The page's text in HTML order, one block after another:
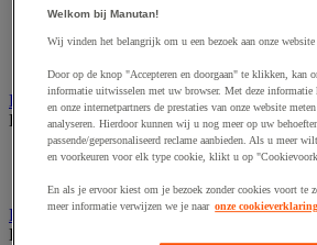
Projectie en videoprojectie-apparatuur
Studioverlichting en accessoires
Bewegwijzering en aanduidingsborden
Bekijk de hele productgroep
Deurnaambord
Folderrek en -houder
Bekijk de hele productgroep
Welkom bij Manutan!
Wij vinden het belangrijk om u een bezoek aan onze
Door op de knop "Accepteren en doorgaan" te klikken, kan
informatie uitwisselen met uw browser. Met deze informatie
en onze internetpartners de prestaties van onze website
analyseren. Hierdoor kunnen wij u nog meer op uw
passende/gepersonaliseerd reclame aanbieden. Als u meer
en voorkeuren voor elk type cookie, klikt u op
En als je ervoor kiest om je bezoek zonder cookies voort te
meer informatie verwijzen we je naar onze